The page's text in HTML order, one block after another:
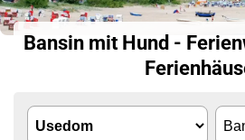
Bansin mit Hund -